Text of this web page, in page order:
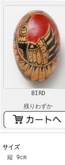
BIRD
残りわずか
サイズ
縦 9cm